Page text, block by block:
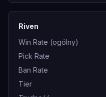
Riven
Win Rate (ogólny)
Pick Rate
Ban Rate
Tier